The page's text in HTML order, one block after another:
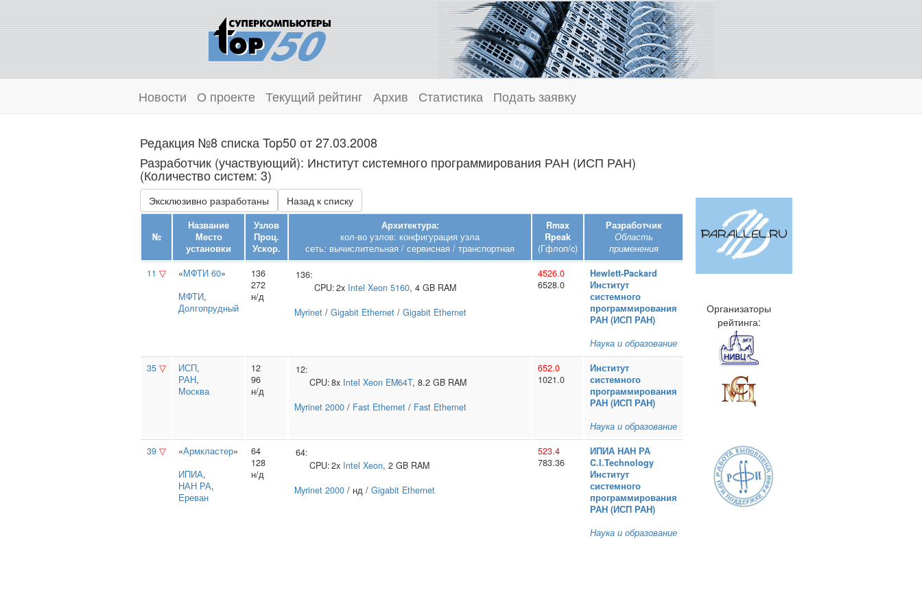
Новости О проекте Текущий рейтинг Архив Статистика Подать заявку
Редакция №8 списка Top50 от 27.03.2008
Разработчик (участвующий): Институт системного программирования РАН (ИСП РАН)
(Количество систем: 3)
Эксклюзивно разработаны Назад к списку
№
Название
Место
установки
Узлов
Проц.
Ускор.
Архитектура:
кол-во узлов: конфигурация узла
сеть: вычислительная / сервисная / транспортная
Rmax
Rpeak
(Гфлоп/c)
Разработчик
Область
применения
11 ▽ «МФТИ 60»
МФТИ,
Долгопрудный
136
272
н/д
136:
CPU:2x Intel Xeon 5160, 4 GB RAM
Myrinet / Gigabit Ethernet / Gigabit Ethernet
4526.0
6528.0
Hewlett‑Packard
Институт
системного
программирования
РАН (ИСП РАН)
Наука и образование
35 ▽ ИСП,
РАН,
Москва
12
96
н/д
12:
CPU:8x Intel Xeon EM64T, 8.2 GB RAM
Myrinet 2000 / Fast Ethernet / Fast Ethernet
652.0
1021.0
Институт
системного
программирования
РАН (ИСП РАН)
Наука и образование
39 ▽ «Армкластер»
ИПИА,
НАН РА,
Ереван
64
128
н/д
64:
CPU:2x Intel Xeon, 2 GB RAM
Myrinet 2000 / нд / Gigabit Ethernet
523.4
783.36
ИПИА НАН РА
C.I.Technology
Институт
системного
программирования
РАН (ИСП РАН)
Наука и образование
Организаторы
рейтинга: